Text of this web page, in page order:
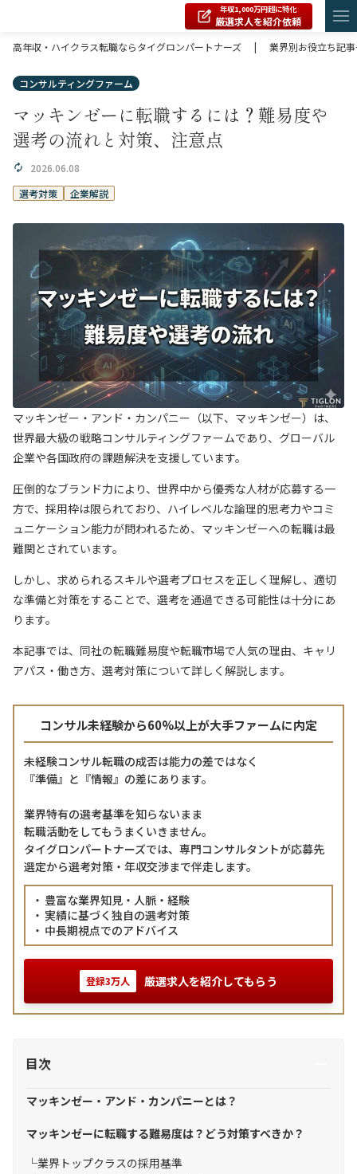
年収1,000万円超に特化
厳選求人を紹介依頼
高年収・ハイクラス転職ならタイグロンパートナーズ
| 業界別お役立ち記
コンサルティングファーム
マッキンゼーに転職するには？難易度や
選考の流れと対策、注意点
2026.06.08
選考対策
企業解説
マッキンゼー・アンド・カンパニー（以下、マッキンゼー）は、
世界最大級の戦略コンサルティングファームであり、グローバル
企業や各国政府の課題解決を支援しています。
圧倒的なブランド力により、世界中から優秀な人材が応募する一
方で、採用枠は限られており、ハイレベルな論理的思考力やコミ
ュニケーション能力が問われるため、マッキンゼーへの転職は最
難関とされています。
しかし、求められるスキルや選考プロセスを正しく理解し、適切
な準備と対策をすることで、選考を通過できる可能性は十分にあ
ります。
本記事では、同社の転職難易度や転職市場で人気の理由、キャリ
アパス・働き方、選考対策について詳しく解説します。
コンサル未経験から60%以上が大手ファームに内定
未経験コンサル転職の成否は能力の差ではなく
『準備』と『情報』の差にあります。
業界特有の選考基準を知らないまま
転職活動をしてもうまくいきません。
タイグロンパートナーズでは、専門コンサルタントが応募先
選定から選考対策・年収交渉まで伴走します。
豊富な業界知見・人脈・経験
実績に基づく独自の選考対策
中長期視点でのアドバイス
登録3万人 厳選求人を紹介してもらう
目次
マッキンゼー・アンド・カンパニーとは？
マッキンゼーに転職する難易度は？どう対策すべきか？
業界トップクラスの採用基準